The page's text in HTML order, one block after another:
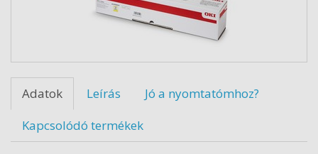
Adatok Leírás
Jó a nyomtatómhoz?
Kapcsolódó termékek